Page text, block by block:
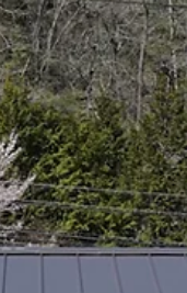
場の整備など、展覧
くてはならないこと
てやっていくために
以外にもたくさんあ
きく成長したのでは
行錯誤を重ねて作り